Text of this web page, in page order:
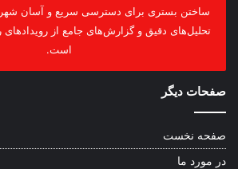
ساختن بستری برای دسترسی سریع و آسان
تحلیل‌های دقیق و گزارش‌های جامع از رویدادهای
است.
صفحات دیگر
صفحه نخست
در مورد ما